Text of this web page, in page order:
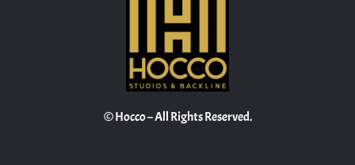
© Hocco – All Rights Reserved.